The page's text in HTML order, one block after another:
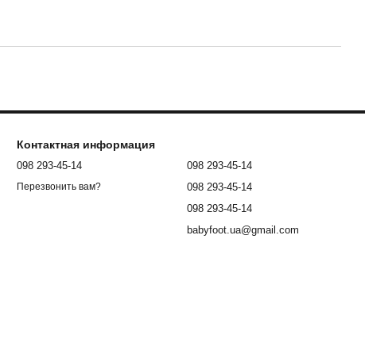
Контактная информация
098 293-45-14
Перезвонить вам?
098 293-45-14
098 293-45-14
098 293-45-14
babyfoot.ua@gmail.com